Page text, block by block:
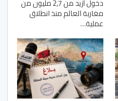
دخول أزيد من 2,7 مليون من
مغاربة العالم منذ انطلاق
عملية…